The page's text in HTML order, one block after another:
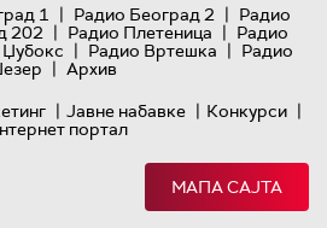
1 | Радио Београд 2 | Радио
202 | Радио Плетеница | Радио
| Радио Вртешка | Радио
| Архив
| Јавне набавке | Конкурси |
портал
МАПА САЈТА